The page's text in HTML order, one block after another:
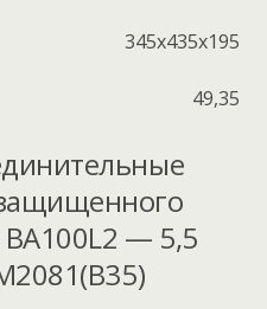
345x435x195
49,35
ВА100L2 — 5,5